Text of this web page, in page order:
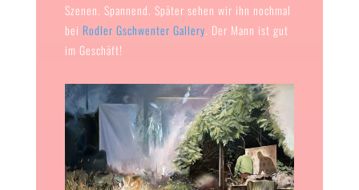
Szenen. Spannend. Später sehen wir ihn nochmal
bei Rodler Gschwenter Gallery. Der Mann ist gut
im Geschäft!